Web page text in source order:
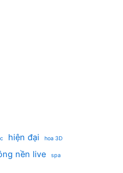
hiện đại hoa 3D
nền live spa